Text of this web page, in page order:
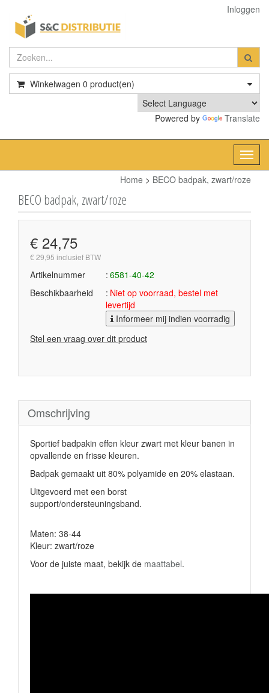
Inloggen
Winkelwagen 0 product(en)
Powered by Translate
Home > BECO badpak, zwart/roze
BECO badpak, zwart/roze
€ 24,75
€ 29,95 inclusief BTW
Artikelnummer
6581-40-42
Beschikbaarheid
Niet op voorraad, bestel met
levertijd
Informeer mij indien voorradig
Stel een vraag over dit product
Omschrijving
Sportief badpakin effen kleur zwart met kleur banen in
opvallende en frisse kleuren.
Badpak gemaakt uit 80% polyamide en 20% elastaan.
Uitgevoerd met een borst
support/ondersteuningsband.
Maten: 38-44
Kleur: zwart/roze
Voor de juiste maat, bekijk de maattabel.